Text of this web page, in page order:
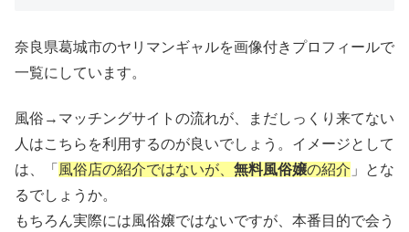
奈良県葛城市のヤリマンギャルを画像付きプロフィールで
一覧にしています。
風俗→マッチングサイトの流れが、まだしっくり来てない
人はこちらを利用するのが良いでしょう。イメージとして
は、「 風俗店の紹介ではないが、 無料風俗嬢の紹介 」とな
るでしょうか。
もちろん実際には風俗嬢ではないですが、本番目的で会う